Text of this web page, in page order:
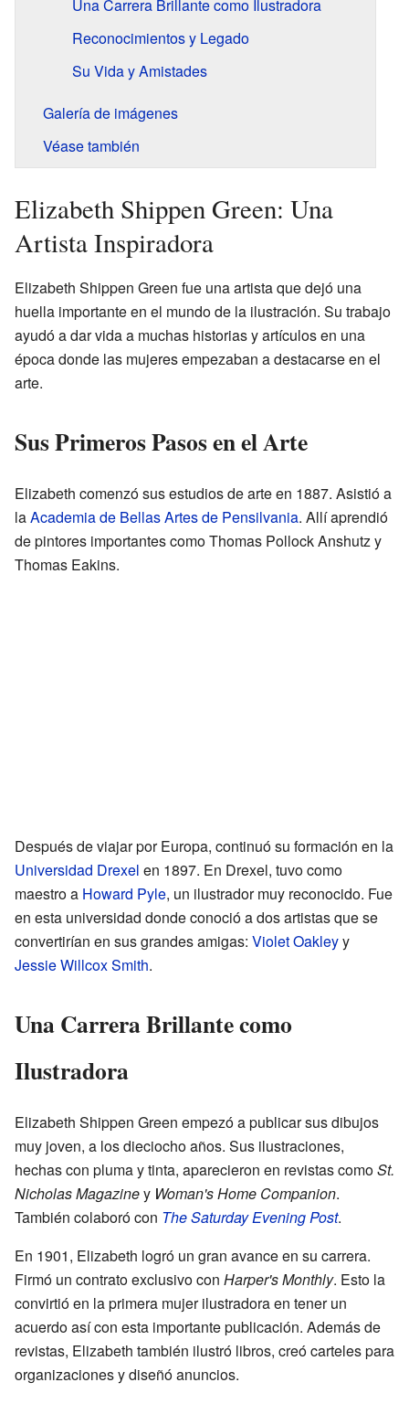
Una Carrera Brillante como Ilustradora
Reconocimientos y Legado
Su Vida y Amistades
Galería de imágenes
Véase también
Elizabeth Shippen Green: Una
Artista Inspiradora
Elizabeth Shippen Green fue una artista que dejó una
huella importante en el mundo de la ilustración. Su trabajo
ayudó a dar vida a muchas historias y artículos en una
época donde las mujeres empezaban a destacarse en el
arte.
Sus Primeros Pasos en el Arte
Elizabeth comenzó sus estudios de arte en 1887. Asistió a
laAcademia de Bellas Artes de Pensilvania. Allí aprendió
de pintores importantes como Thomas Pollock Anshutz y
Thomas Eakins.
Después de viajar por Europa, continuó su formación en la
Universidad Drexel en 1897. En Drexel, tuvo como
maestro a Howard Pyle, un ilustrador muy reconocido. Fue
en esta universidad donde conoció a dos artistas que se
convertirían en sus grandes amigas: Violet Oakleyy
Jessie Willcox Smith.
Una Carrera Brillante como
Ilustradora
Elizabeth Shippen Green empezó a publicar sus dibujos
muy joven, a los dieciocho años. Sus ilustraciones,
hechas con pluma y tinta, aparecieron en revistas comoSt.
Nicholas Magaziney Woman's Home Companion.
También colaboró con The Saturday Evening Post.
En 1901, Elizabeth logró un gran avance en su carrera.
Firmó un contrato exclusivo con Harper's Monthly. Esto la
convirtió en la primera mujer ilustradora en tener un
acuerdo así con esta importante publicación. Además de
revistas, Elizabeth también ilustró libros, creó carteles para
organizaciones y diseñó anuncios.